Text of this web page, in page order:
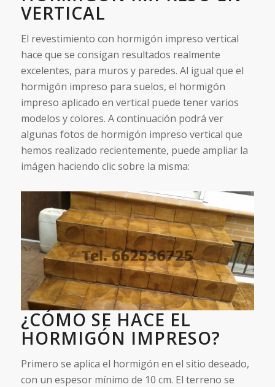
VERTICAL
El revestimiento con hormigón impreso vertical
hace que se consigan resultados realmente
excelentes, para muros y paredes. Al igual que el
hormigón impreso para suelos, el hormigón
impreso aplicado en vertical puede tener varios
modelos y colores. A continuación podrá ver
algunas fotos de hormigón impreso vertical que
hemos realizado recientemente, puede ampliar la
imágen haciendo clic sobre la misma:
¿CÓMO SE HACE EL
HORMIGÓN IMPRESO?
Primero se aplica el hormigón en el sitio deseado,
con un espesor mínimo de 10 cm. El terreno se